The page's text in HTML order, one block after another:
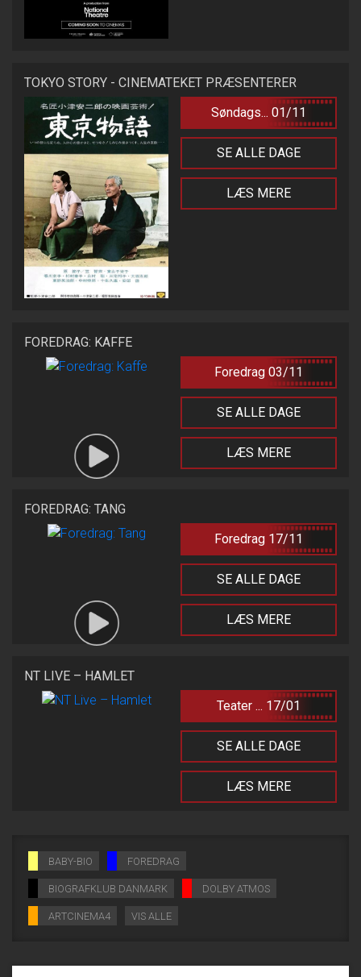
TOKYO STORY - CINEMATEKET PRÆSENTERER
Søndags... 01/11
SE ALLE DAGE
LÆS MERE
FOREDRAG: KAFFE
Foredrag 03/11
SE ALLE DAGE
LÆS MERE
FOREDRAG: TANG
Foredrag 17/11
SE ALLE DAGE
LÆS MERE
NT LIVE – HAMLET
Teater ... 17/01
SE ALLE DAGE
LÆS MERE
BABY-BIO FOREDRAG
BIOGRAFKLUB DANMARK DOLBY ATMOS
ARTCINEMA4 VIS ALLE